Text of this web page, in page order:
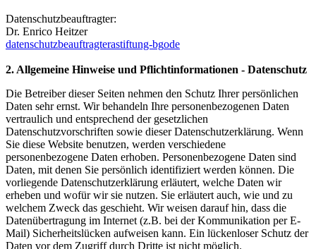
Datenschutzbeauftragter:
Dr. Enrico Heitzer
datenschutzbeauftragterastiftung-bgode
2. Allgemeine Hinweise und Pflichtinformationen - Datenschutz
Die Betreiber dieser Seiten nehmen den Schutz Ihrer persönlichen
Daten sehr ernst. Wir behandeln Ihre personenbezogenen Daten
vertraulich und entsprechend der gesetzlichen
Datenschutzvorschriften sowie dieser Datenschutzerklärung. Wenn
Sie diese Website benutzen, werden verschiedene
personenbezogene Daten erhoben. Personenbezogene Daten sind
Daten, mit denen Sie persönlich identifiziert werden können. Die
vorliegende Datenschutzerklärung erläutert, welche Daten wir
erheben und wofür wir sie nutzen. Sie erläutert auch, wie und zu
welchem Zweck das geschieht. Wir weisen darauf hin, dass die
Datenübertragung im Internet (z.B. bei der Kommunikation per E-
Mail) Sicherheitslücken aufweisen kann. Ein lückenloser Schutz der
Daten vor dem Zugriff durch Dritte ist nicht möglich.